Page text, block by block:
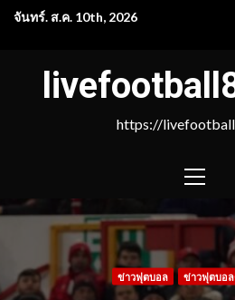
Skipจันทร์. ส.ค. 10th, 2026
https://
ข่าวฟุตบอล ข่าวฟุตบอล